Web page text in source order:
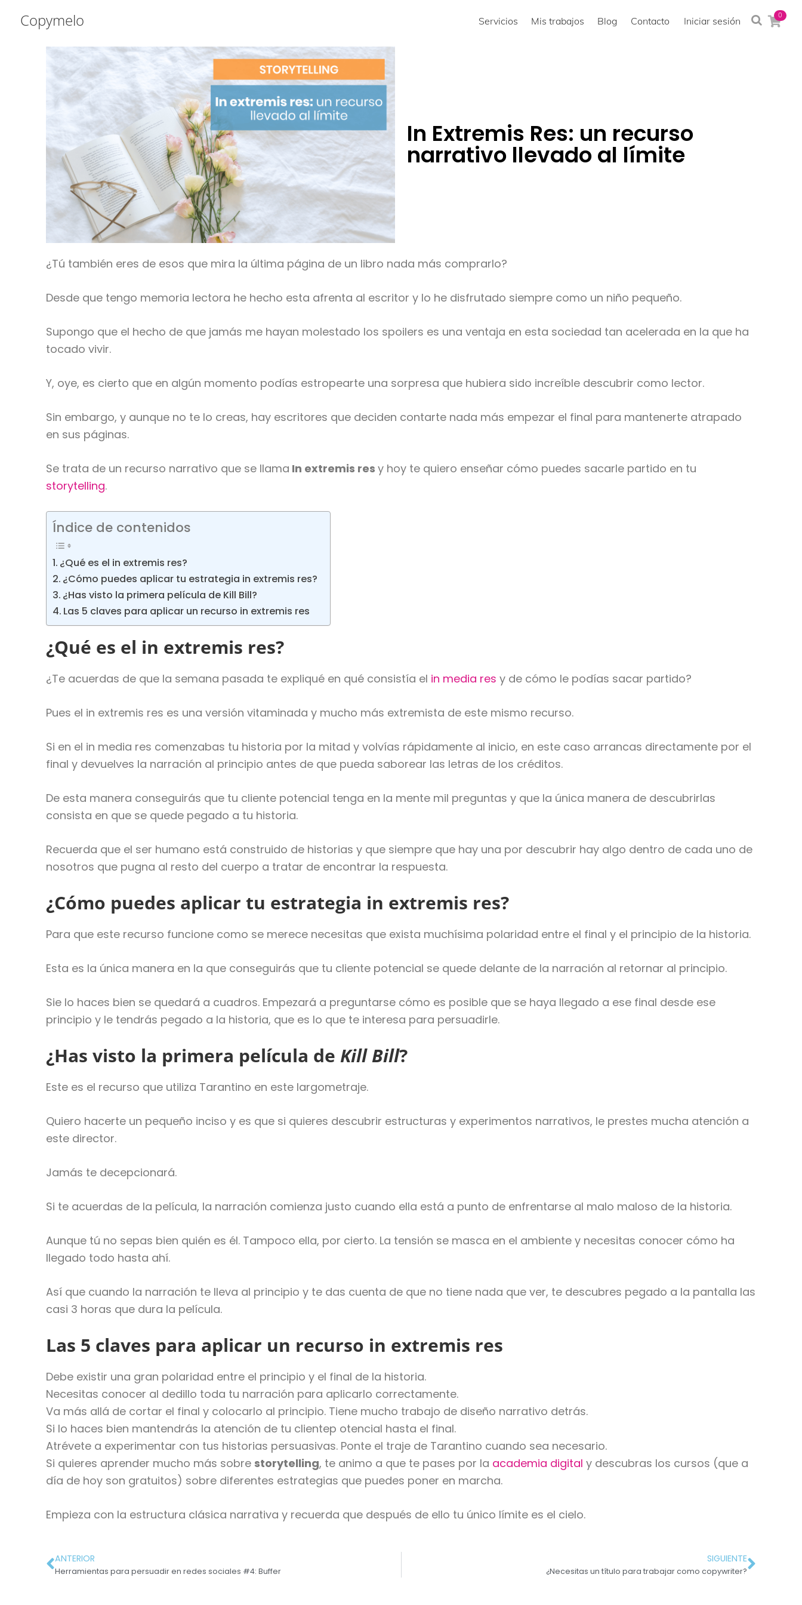
contenido
Copymelo 0
Servicios Mis trabajos Blog Contacto Iniciar sesión
In Extremis Res: un recurso
narrativo llevado al límite
¿Tú también eres de esos que mira la última página de un libro nada más comprarlo?
Desde que tengo memoria lectora he hecho esta afrenta al escritor y lo he disfrutado siempre como un niño pequeño.
Supongo que el hecho de que jamás me hayan molestado los spoilers es una ventaja en esta sociedad tan acelerada en la que ha
tocado vivir.
Y, oye, es cierto que en algún momento podías estropearte una sorpresa que hubiera sido increíble descubrir como lector.
Sin embargo, y aunque no te lo creas, hay escritores que deciden contarte nada más empezar el final para mantenerte atrapado
en sus páginas.
Se trata de un recurso narrativo que se llama In extremis resy hoy te quiero enseñar cómo puedes sacarle partido en tu
storytelling.
Índice de contenidos
¿Qué es el in extremis res?
¿Cómo puedes aplicar tu estrategia in extremis res?
¿Has visto la primera película de Kill Bill?
Las 5 claves para aplicar un recurso in extremis res
¿Qué es el in extremis res?
¿Te acuerdas de que la semana pasada te expliqué en qué consistía el in media resy de cómo le podías sacar partido?
Pues el in extremis res es una versión vitaminada y mucho más extremista de este mismo recurso.
Si en el in media res comenzabas tu historia por la mitad y volvías rápidamente al inicio, en este caso arrancas directamente por el
final y devuelves la narración al principio antes de que pueda saborear las letras de los créditos.
De esta manera conseguirás que tu cliente potencial tenga en la mente mil preguntas y que la única manera de descubrirlas
consista en que se quede pegado a tu historia.
Recuerda que el ser humano está construido de historias y que siempre que hay una por descubrir hay algo dentro de cada uno de
nosotros que pugna al resto del cuerpo a tratar de encontrar la respuesta.
¿Cómo puedes aplicar tu estrategia in extremis res?
Para que este recurso funcione como se merece necesitas que exista muchísima polaridad entre el final y el principio de la historia.
Esta es la única manera en la que conseguirás que tu cliente potencial se quede delante de la narración al retornar al principio.
Sie lo haces bien se quedará a cuadros. Empezará a preguntarse cómo es posible que se haya llegado a ese final desde ese
principio y le tendrás pegado a la historia, que es lo que te interesa para persuadirle.
¿Has visto la primera película de Kill Bill?
Este es el recurso que utiliza Tarantino en este largometraje.
Quiero hacerte un pequeño inciso y es que si quieres descubrir estructuras y experimentos narrativos, le prestes mucha atención a
este director.
Jamás te decepcionará.
Si te acuerdas de la película, la narración comienza justo cuando ella está a punto de enfrentarse al malo maloso de la historia.
Aunque tú no sepas bien quién es él. Tampoco ella, por cierto. La tensión se masca en el ambiente y necesitas conocer cómo ha
llegado todo hasta ahí.
Así que cuando la narración te lleva al principio y te das cuenta de que no tiene nada que ver, te descubres pegado a la pantalla las
casi 3 horas que dura la película.
Las 5 claves para aplicar un recurso in extremis res
Debe existir una gran polaridad entre el principio y el final de la historia.
Necesitas conocer al dedillo toda tu narración para aplicarlo correctamente.
Va más allá de cortar el final y colocarlo al principio. Tiene mucho trabajo de diseño narrativo detrás.
Si lo haces bien mantendrás la atención de tu clientep otencial hasta el final.
Atrévete a experimentar con tus historias persuasivas. Ponte el traje de Tarantino cuando sea necesario.
Si quieres aprender mucho más sobre storytelling, te animo a que te pases por la academia digital y descubras los cursos (que a
día de hoy son gratuitos) sobre diferentes estrategias que puedes poner en marcha.
Empieza con la estructura clásica narrativa y recuerda que después de ello tu único límite es el cielo.
ANTERIOR
Herramientas para persuadir en redes sociales #4: Buffer
SIGUIENTE
¿Necesitas un título para trabajar como copywriter?